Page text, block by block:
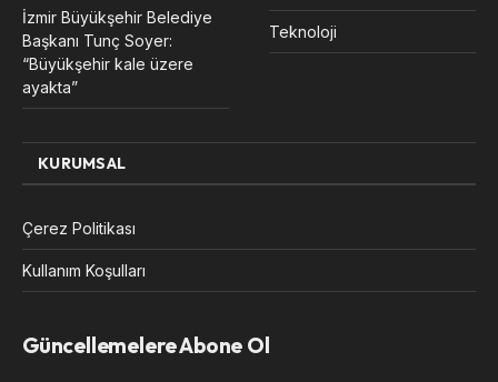
İzmir Büyükşehir Belediye
Başkanı Tunç Soyer:
“Büyükşehir kale üzere
ayakta”
Teknoloji
KURUMSAL
Çerez Politikası
Kullanım Koşulları
Güncellemelere Abone Ol